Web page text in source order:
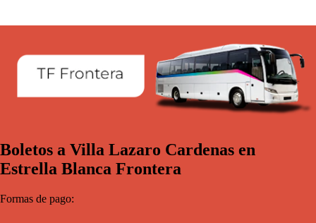
Boletos a Villa Lazaro Cardenas en
Estrella Blanca Frontera
Formas de pago: